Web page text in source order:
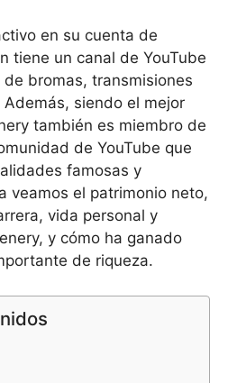
en su cuenta de
tiene un canal de YouTube
bromas, transmisiones
siendo el mejor
también es miembro de
de YouTube que
famosas y
veamos el patrimonio neto,
vida personal y
y cómo ha ganado
de riqueza.